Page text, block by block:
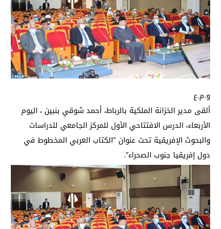
و.م.ع
ألقى مدير الخزانة الملكية بالرباط، أحمد شوقي بنبين ، اليوم
الأربعاء، الدرس الافتتاحي الأول للمركز الجامعي للدراسات
والبحوث الإفريقية تحت عنوان “الكتاب العربي المخطوط في
دول إفريقيا جنوب الصحراء”.